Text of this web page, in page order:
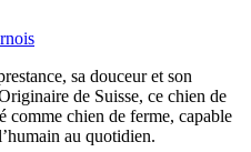
sa douceur et son
de Suisse, ce chien de
comme chien de ferme, capable
au quotidien.